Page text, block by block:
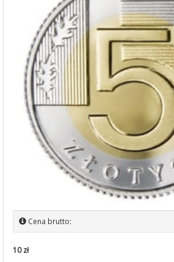
Cena brutto:
10 zł